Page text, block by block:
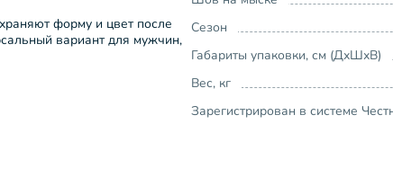
форму и цвет после
вариант для мужчин,
Сезон
Габариты упаковки, см (ДхШхВ)
Вес, кг
Зарегистрирован в системе